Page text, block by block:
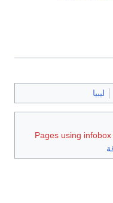
ليبيا
Pages using